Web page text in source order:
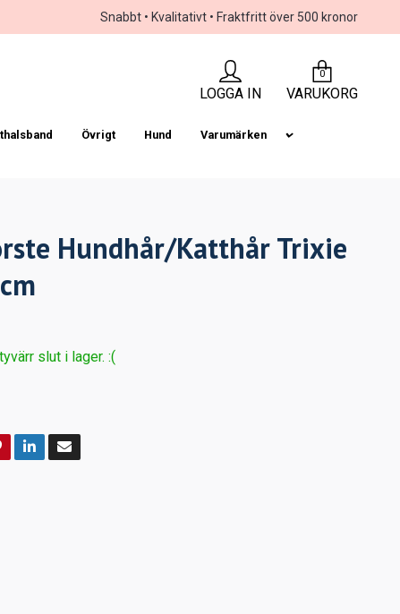
Snabbt • Kvalitativt • Fraktfritt över 500 kronor
LOGGA IN
0
VARUKORG
Övrigt Hund Varumärken
Hundhår/Katthår Trixie
slut i lager. :(